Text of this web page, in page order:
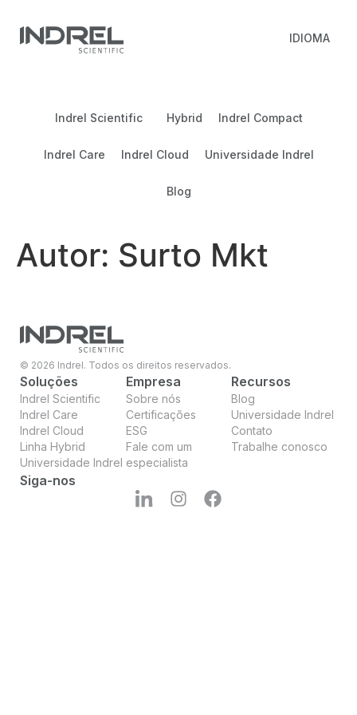
IDIOMA
Indrel Scientific Hybrid Indrel Compact
Indrel Care Indrel Cloud Universidade Indrel
Blog
Autor: Surto Mkt
© 2026 Indrel. Todos os direitos reservados.
Soluções
Indrel Scientific
Indrel Care
Indrel Cloud
Linha Hybrid
Universidade Indrel
Empresa
Sobre nós
Certificações
ESG
Fale com um
especialista
Recursos
Blog
Universidade Indrel
Contato
Trabalhe conosco
Siga-nos